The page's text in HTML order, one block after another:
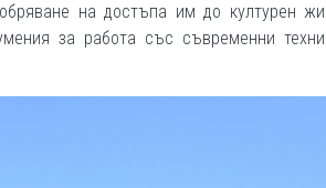
на достъпа им до културен
за работа със съвременни